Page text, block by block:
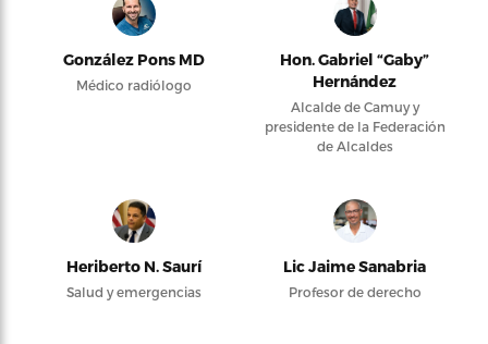
González Pons MD
Médico radiólogo
Hon. Gabriel “Gaby”
Hernández
Alcalde de Camuy y
presidente de la Federación
de Alcaldes
Heriberto N. Saurí
Salud y emergencias
Lic Jaime Sanabria
Profesor de derecho